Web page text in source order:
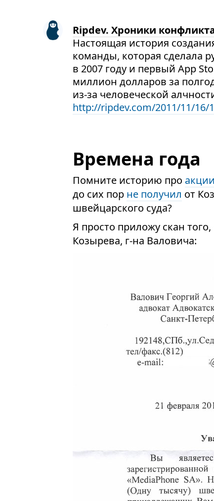
Ripdev. Хроники
Настоящая история
команды, которая сделала
в 2007 году и первый App
миллион долларов за
из-за человеческой
http://ripdev.com/2011/11/16/
Времена года
Помните историю про
до сих пор не получил от
швейцарского суда?
Я просто приложу скан
Козырева, г-на Валовича: